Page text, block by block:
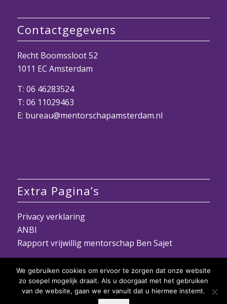
Contactgegevens
Recht Boomssloot 52
1011 EC Amsterdam
T: 06 46283524
T: 06 11029463
E: bureau@mentorschapamsterdam.nl
Extra Pagina’s
Privacy verklaring
ANBI
Rapport vrijwillig mentorschap Ben Sajet
We gebruiken cookies om ervoor te zorgen dat onze website
zo soepel mogelijk draait. Als u doorgaat met het gebruiken
van de website, gaan we er vanuit dat u hiermee instemt.